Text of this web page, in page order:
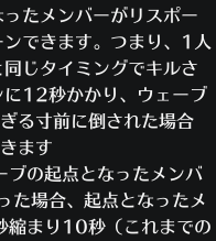
たメンバーがリスポー
できます。つまり、1人
じタイミングでキルさ
に12秒かかり、ウェーブ
る寸前に倒された場合
ます
ブの起点となったメンバ
た場合、起点となったメ
縮まり10秒（これまでの